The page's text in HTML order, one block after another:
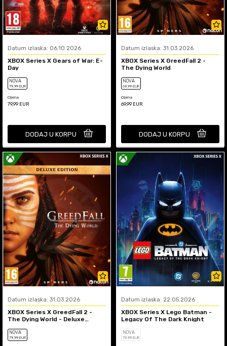
Datum izlaska: 06.10.2026
XBOX Series X Gears of War: E-
Day
NOVA
79,99 EUR
Cijena
79,99 EUR
DODAJ U KORPU
Datum izlaska: 31.03.2026
XBOX Series X GreedFall 2 -
The Dying World
NOVA
69,99 EUR
Cijena
69,99 EUR
DODAJ U KORPU
Datum izlaska: 31.03.2026
XBOX Series X GreedFall 2 -
The Dying World - Deluxe
NOVA
79,99 EUR
Datum izlaska: 22.05.2026
XBOX Series X Lego Batman -
Legacy Of The Dark Knight
NOVA
79,99 EUR